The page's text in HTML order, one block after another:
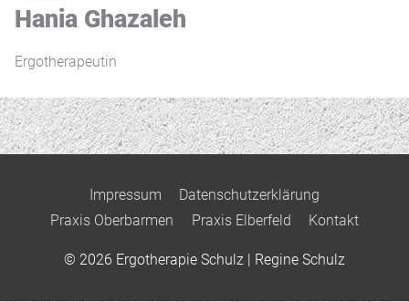
Hania Ghazaleh
Ergotherapeutin
Impressum
Datenschutzerklärung
Praxis Oberbarmen
Praxis Elberfeld Kontakt
© 2026 Ergotherapie Schulz | Regine Schulz